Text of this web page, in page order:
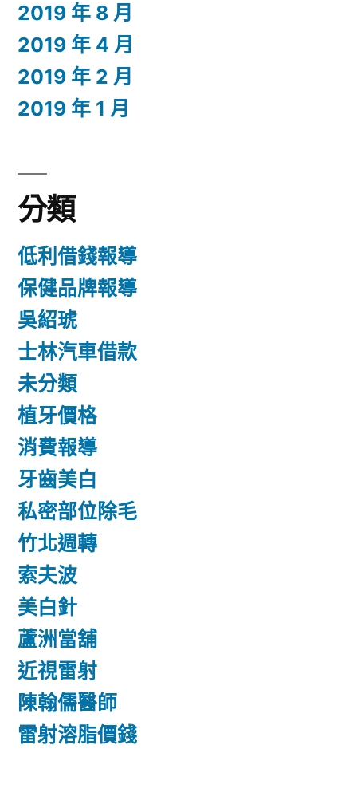
2019 年 8 月
2019 年 4 月
2019 年 2 月
2019 年 1 月
分類
低利借錢報導
保健品牌報導
吳紹琥
士林汽車借款
未分類
植牙價格
消費報導
牙齒美白
私密部位除毛
竹北週轉
索夫波
美白針
蘆洲當舖
近視雷射
陳翰儒醫師
雷射溶脂價錢